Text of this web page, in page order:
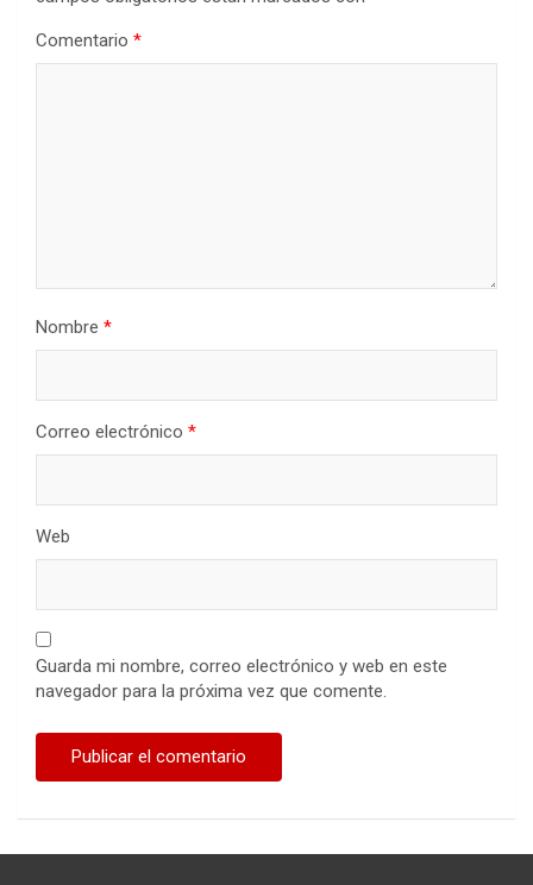
Comentario *
Nombre *
Correo electrónico *
Web
Guarda mi nombre, correo electrónico y web en este
navegador para la próxima vez que comente.